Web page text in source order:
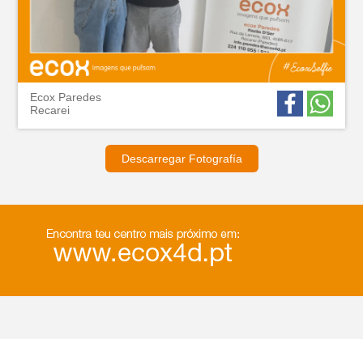
Ecox Paredes
Recarei
Descarregar Fotografía